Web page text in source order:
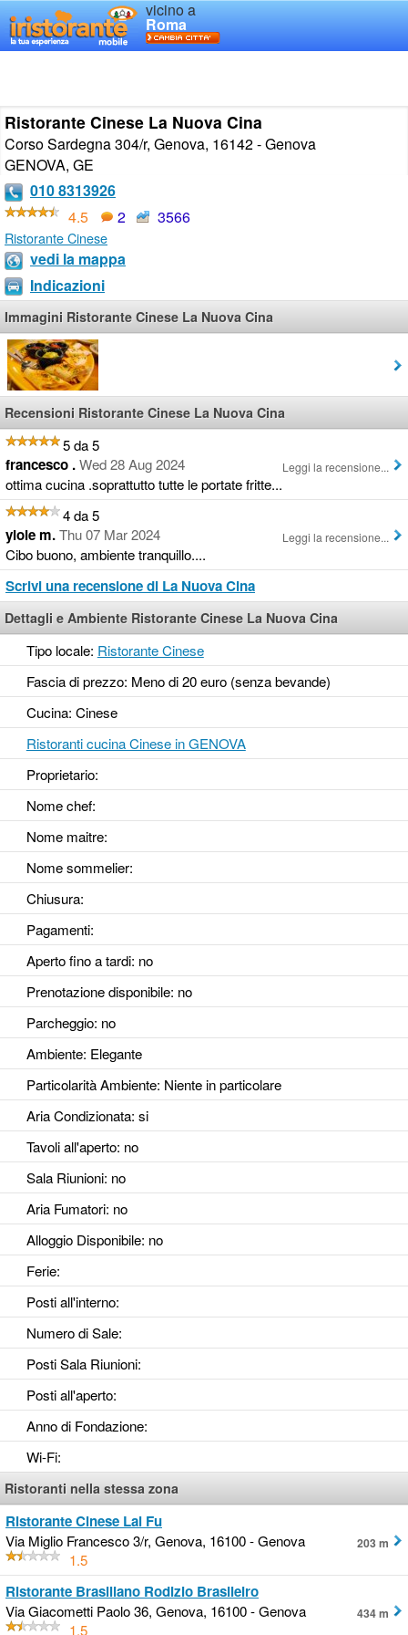
vicino a
Roma
Ristorante Cinese La Nuova Cina
Corso Sardegna 304/r, Genova, 16142 - Genova
GENOVA, GE
010 8313926
4.5
2 3566
Ristorante Cinese
vedi la mappa
Indicazioni
Immagini Ristorante Cinese La Nuova Cina
Recensioni Ristorante Cinese La Nuova Cina
5 da 5
francesco .Wed 28 Aug 2024
ottima cucina .soprattutto tutte le portate fritte...
Leggi la recensione...
4 da 5
yiole m.Thu 07 Mar 2024
Cibo buono, ambiente tranquillo....
Leggi la recensione...
Scrivi una recensione di La Nuova Cina
Dettagli e Ambiente Ristorante Cinese La Nuova Cina
Tipo locale: Ristorante Cinese
Fascia di prezzo: Meno di 20 euro (senza bevande)
Cucina: Cinese
Ristoranti cucina Cinese in GENOVA
Proprietario:
Nome chef:
Nome maitre:
Nome sommelier:
Chiusura:
Pagamenti:
Aperto fino a tardi: no
Prenotazione disponibile: no
Parcheggio: no
Ambiente: Elegante
Particolarità Ambiente: Niente in particolare
Aria Condizionata: si
Tavoli all'aperto: no
Sala Riunioni: no
Aria Fumatori: no
Alloggio Disponibile: no
Ferie:
Posti all'interno:
Numero di Sale:
Posti Sala Riunioni:
Posti all'aperto:
Anno di Fondazione:
Wi-Fi:
Ristoranti nella stessa zona
Ristorante Cinese Lai Fu
Via Miglio Francesco 3/r, Genova, 16100 - Genova
1.5
203 m
Ristorante Brasiliano Rodizio Brasileiro
Via Giacometti Paolo 36, Genova, 16100 - Genova
1.5
434 m